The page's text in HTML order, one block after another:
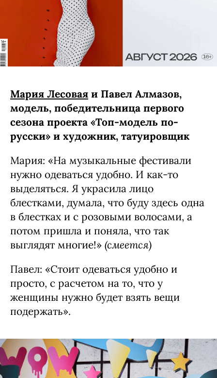
Мария Лесовая и Павел Алмазов,
модель, победительница первого
сезона проекта «Топ-модель по-
русски» и художник, татуировщик
Мария: «На музыкальные фестивали
нужно одеваться удобно. И как-то
выделяться. Я украсила лицо
блестками, думала, что буду здесь одна
в блестках и с розовыми волосами, а
потом пришла и поняла, что так
выглядят многие!» (смеется)
Павел: «Стоит одеваться удобно и
просто, с расчетом на то, что у
женщины нужно будет взять вещи
подержать».